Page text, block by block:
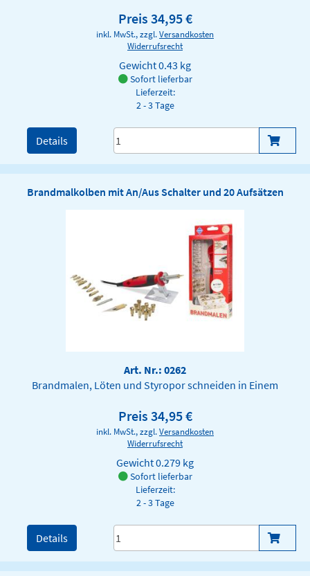
Preis 34,95 €
inkl. MwSt., zzgl.Versandkosten
Widerrufsrecht
Gewicht0.43 kg
Sofort lieferbar
Lieferzeit:
2 - 3 Tage
Details
Brandmalkolben mit An/Aus Schalter und 20 Aufsätzen
Art. Nr.: 0262
Brandmalen, Löten und Styropor schneiden in Einem
Preis 34,95 €
inkl. MwSt., zzgl.Versandkosten
Widerrufsrecht
Gewicht0.279 kg
Sofort lieferbar
Lieferzeit:
2 - 3 Tage
Details